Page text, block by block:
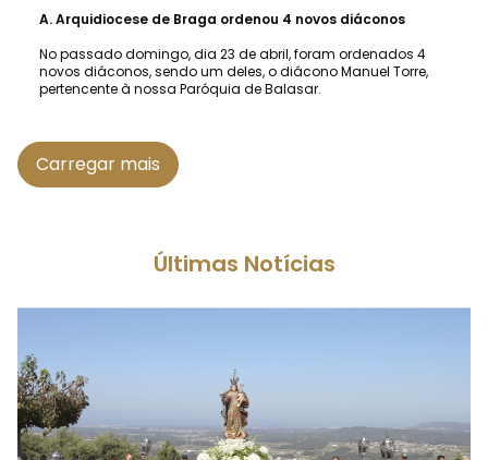
A.Arquidiocese de Braga ordenou 4 novos diáconos
No passado domingo, dia 23 de abril, foram ordenados 4
novos diáconos, sendo um deles, o diácono Manuel Torre,
pertencente à nossa Paróquia de Balasar.
Carregar mais
Últimas Notícias